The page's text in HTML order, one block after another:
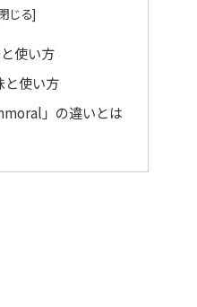
使い方
と使い方
」の違いとは